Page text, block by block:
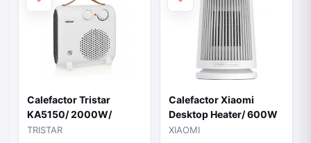
Calefactor Tristar
KA5150/ 2000W/
Termostato Regulable
TRISTAR
Calefactor Xiaomi
Desktop Heater/ 600W
XIAOMI